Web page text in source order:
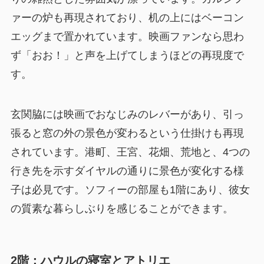
ァーの炉も再現されており、机の上にはベーコン
エッグまで置かれています。映画ファンなら思わ
ず「おお！」と声を上げてしまうほどの再現度で
す。
玄関脇には映画でおなじみのレバーがあり、引っ
張ると窓の外の景色が変わるという仕掛けも再現
されています。港町、王宮、花畑、荒地と、4つの
行き先を示すダイヤルの通りに景色が変化する様
子は必見です。ソフィーの部屋も1階にあり、彼女
の質素な暮らしぶりを感じることができます。
2階：ハウルの寝室とアトリエ